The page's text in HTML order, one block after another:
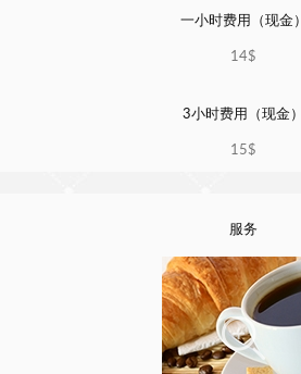
一小时费用（现金）
14$
3小时费用（现金）
15$
服务